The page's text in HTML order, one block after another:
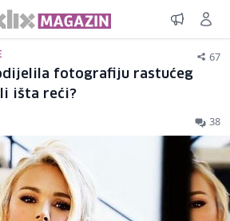
67
fotografiju rastućeg
išta reći?
38